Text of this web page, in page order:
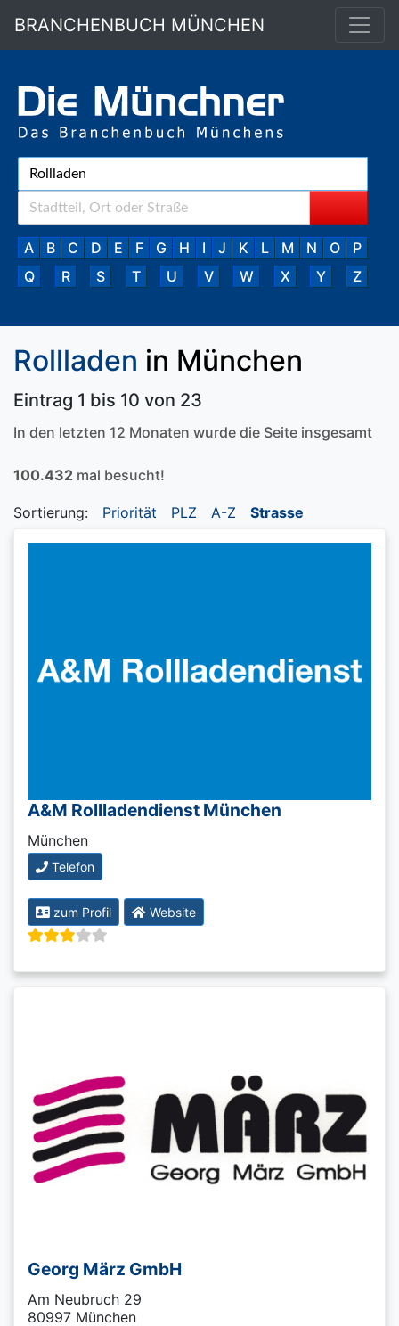
BRANCHENBUCH MÜNCHEN
A B C D E F G H I J K L M N O
P
Q
R S T U V W X Y Z
Rollladen in München
Eintrag 1 bis 10 von 23
In den letzten 12 Monaten wurde die Seite insgesamt
100.432 mal besucht!
Sortierung: Priorität PLZ A-Z Strasse
A&M Rollladendienst München
München
Telefon
zum Profil Website
Georg März GmbH
Am Neubruch 29
80997 München